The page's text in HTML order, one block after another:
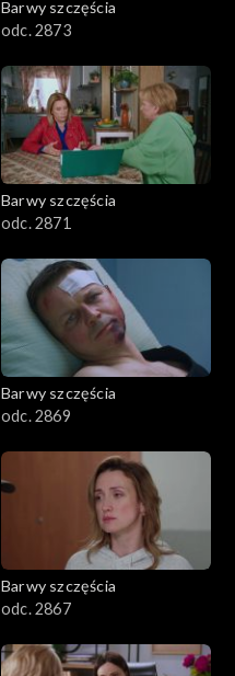
Barwy szczęścia
odc. 2873
Barwy szczęścia
odc. 2871
Barwy szczęścia
odc. 2869
Barwy szczęścia
odc. 2867